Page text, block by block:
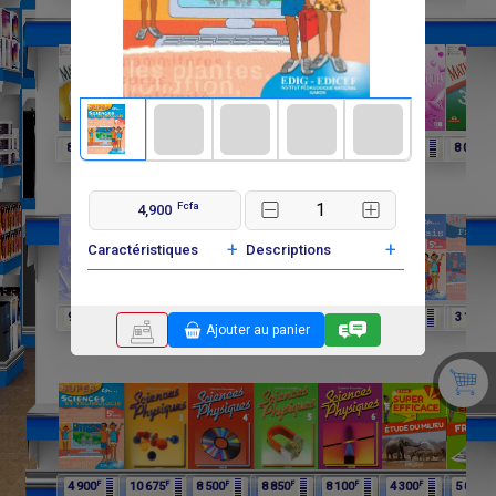
4,900 Fcfa
Caractéristiques + Descriptions +
Ajouter au panier
8 250F 6 060 4 025 8 015 6 600 3 900 8 000
9 750 9 750F F F 4 900F 3 100
4 900F 10 675F 8 500F 8 850F 8 100F 4 300F 5 000